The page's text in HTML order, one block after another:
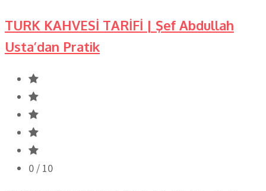
TURK KAHVESİ TARİFİ | Şef Abdullah
Usta’dan Pratik
0 / 10